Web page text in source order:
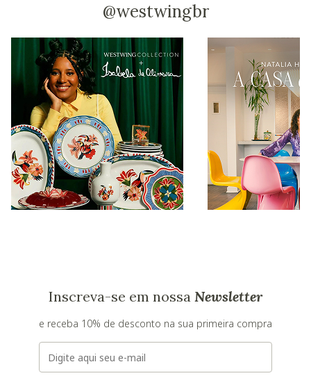
toque de classe para seu ambiente.
Baixe aqui a modelagem 3D do produto
@westwingbr
Inscreva-se em nossa Newsletter
e receba 10% de desconto na sua primeira compra
E-mail